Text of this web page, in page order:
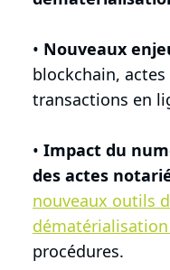
• Nouveaux
blockchain,
transactions en
• Impact du
des actes
nouveaux outils
dématérialisation
procédures.